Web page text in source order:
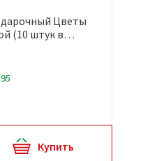
Цветы
(10 штук в
Купить